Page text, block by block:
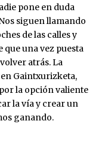
pone en duda
siguen llamando
de las calles y
que una vez puesta
atrás. La
Gaintxurizketa,
la opción valiente
la vía y crear un
ganando.